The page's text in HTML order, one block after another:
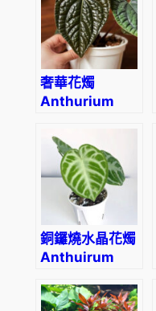
奢華花燭
Anthurium
銅鑼燒水晶花燭
Anthuirum
‘Dorayaki’